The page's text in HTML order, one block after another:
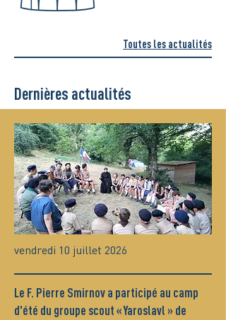
Toutes les actualités
Dernières actualités
vendredi 10 juillet 2026
Le F. Pierre Smirnov a participé au camp
d'été du groupe scout « Yaroslavl » de